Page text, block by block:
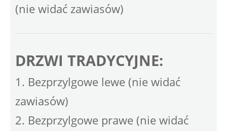
(nie widać zawiasów)
DRZWI TRADYCYJNE:
1. Bezprzylgowe lewe (nie widać
zawiasów)
2. Bezprzylgowe prawe (nie widać